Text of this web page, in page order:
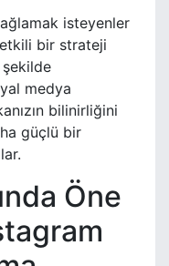
isteyenler
bir strateji
medya
bilinirliğini
güçlü bir
Öne